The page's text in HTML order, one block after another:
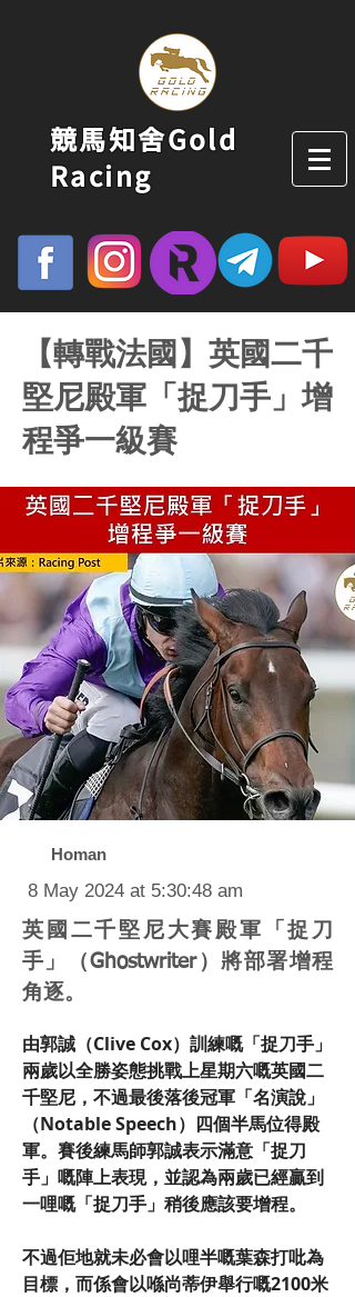
競馬知舍Gold
Racing
【轉戰法國】英國二千
堅尼殿軍「捉刀手」增
程爭一級賽
Homan
8 May 2024 at 5:30:48 am
英國二千堅尼大賽殿軍「捉刀
手」（Ghostwriter）將部署增程
角逐。
由郭誠（Clive Cox）訓練嘅「捉刀手」
兩歲以全勝姿態挑戰上星期六嘅英國二
千堅尼，不過最後落後冠軍「名演說」
（Notable Speech）四個半馬位得殿
軍。賽後練馬師郭誠表示滿意「捉刀
手」嘅陣上表現，並認為兩歲已經贏到
一哩嘅「捉刀手」稍後應該要增程。
不過佢地就未必會以哩半嘅葉森打吡為
目標，而係會以喺尚蒂伊舉行嘅2100米